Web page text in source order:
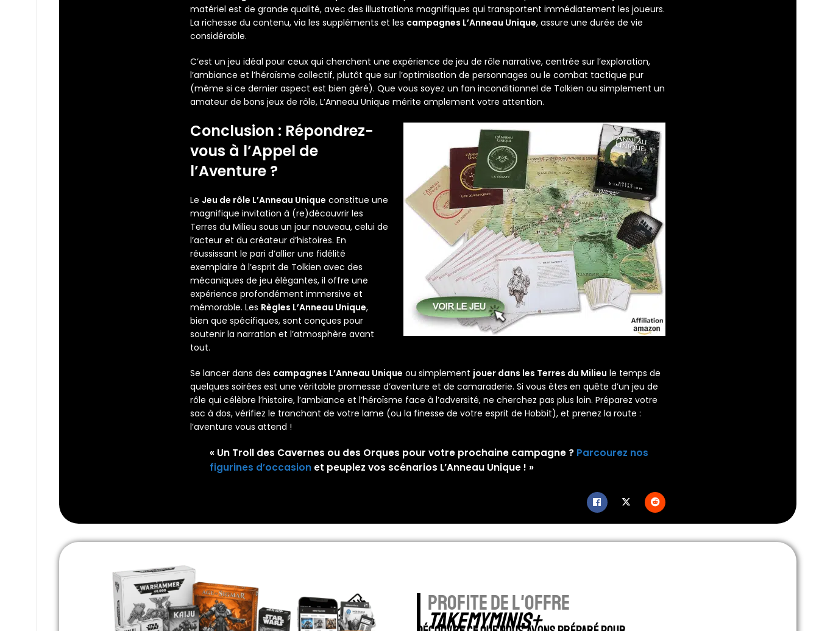
matériel est de grande qualité, avec des illustrations magnifiques qui transportent immédiatement les joueurs.
La richesse du contenu, via les suppléments et les campagnes L’Anneau Unique, assure une durée de vie
considérable.
C’est un jeu idéal pour ceux qui cherchent une expérience de jeu de rôle narrative, centrée sur l’exploration,
l’ambiance et l’héroïsme collectif, plutôt que sur l’optimisation de personnages ou le combat tactique pur
(même si ce dernier aspect est bien géré). Que vous soyez un fan inconditionnel de Tolkien ou simplement un
amateur de bons jeux de rôle, L’Anneau Unique mérite amplement votre attention.
Conclusion : Répondrez-
vous à l’Appel de
l’Aventure ?
Le Jeu de rôle L’Anneau Unique constitue une
magnifique invitation à (re)découvrir les
Terres du Milieu sous un jour nouveau, celui de
l’acteur et du créateur d’histoires. En
réussissant le pari d’allier une fidélité
exemplaire à l’esprit de Tolkien avec des
mécaniques de jeu élégantes, il offre une
expérience profondément immersive et
mémorable. Les Règles L’Anneau Unique,
bien que spécifiques, sont conçues pour
soutenir la narration et l’atmosphère avant
tout.
Se lancer dans des campagnes L’Anneau Unique ou simplement jouer dans les Terres du Milieu le temps de
quelques soirées est une véritable promesse d’aventure et de camaraderie. Si vous êtes en quête d’un jeu de
rôle qui célèbre l’histoire, l’ambiance et l’héroïsme face à l’adversité, ne cherchez pas plus loin. Préparez votre
sac à dos, vérifiez le tranchant de votre lame (ou la finesse de votre esprit de Hobbit), et prenez la route :
l’aventure vous attend !
« Un Troll des Cavernes ou des Orques pour votre prochaine campagne ? Parcourez nos
figurines d’occasion et peuplez vos scénarios L’Anneau Unique ! »
profite de l'offre
TAKEMYMINIS+